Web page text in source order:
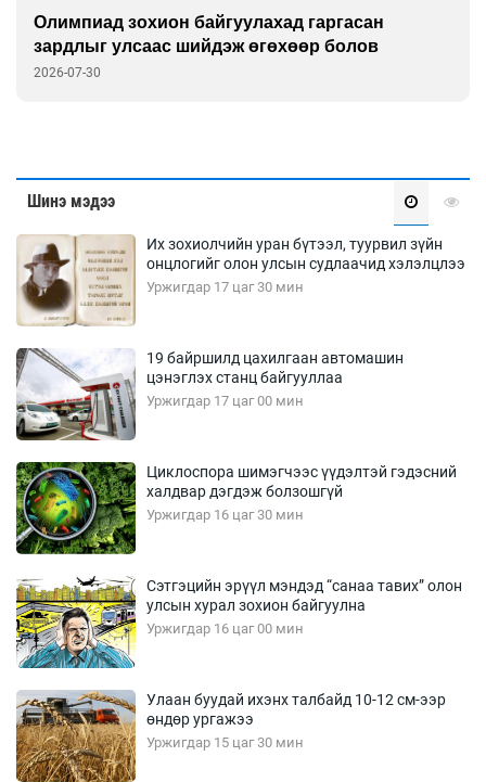
Олимпиад зохион байгуулахад гаргасан
зардлыг улсаас шийдэж өгөхөөр болов
2026-07-30
Шинэ мэдээ
Их зохиолчийн уран бүтээл, туурвил зүйн
онцлогийг олон улсын судлаачид хэлэлцлээ
Уржигдар 17 цаг 30 мин
19 байршилд цахилгаан автомашин
цэнэглэх станц байгууллаа
Уржигдар 17 цаг 00 мин
Циклоспора шимэгчээс үүдэлтэй гэдэсний
халдвар дэгдэж болзошгүй
Уржигдар 16 цаг 30 мин
Сэтгэцийн эрүүл мэндэд “санаа тавих” олон
улсын хурал зохион байгуулна
Уржигдар 16 цаг 00 мин
Улаан буудай ихэнх талбайд 10-12 см-ээр
өндөр ургажээ
Уржигдар 15 цаг 30 мин